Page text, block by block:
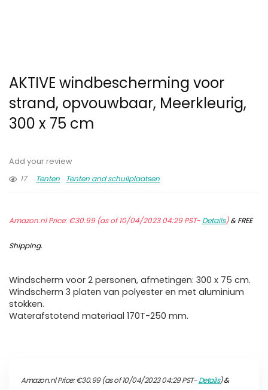
AKTIVE windbescherming voor
strand, opvouwbaar, Meerkleurig,
300 x 75 cm
Add your review
17
Tenten Tenten and schuilplaatsen
Amazon.nl Price:€30.99(as of 10/04/2023 04:29 PST- Details)&FREE
Shipping.
Windscherm voor 2 personen, afmetingen: 300 x 75 cm.
Windscherm 3 platen van polyester en met aluminium
stokken.
Waterafstotend materiaal 170T-250 mm.
Amazon.nl Price:€30.99(as of 10/04/2023 04:29 PST-Details)&